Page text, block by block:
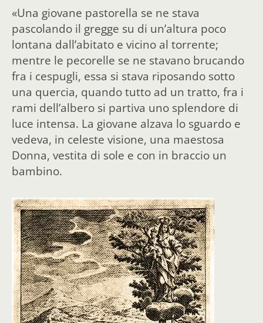
«Una giovane pastorella se ne stava
pascolando il gregge su di un’altura poco
lontana dall’abitato e vicino al torrente;
mentre le pecorelle se ne stavano brucando
fra i cespugli, essa si stava riposando sotto
una quercia, quando tutto ad un tratto, fra i
rami dell’albero si partiva uno splendore di
luce intensa. La giovane alzava lo sguardo e
vedeva, in celeste visione, una maestosa
Donna, vestita di sole e con in braccio un
bambino.